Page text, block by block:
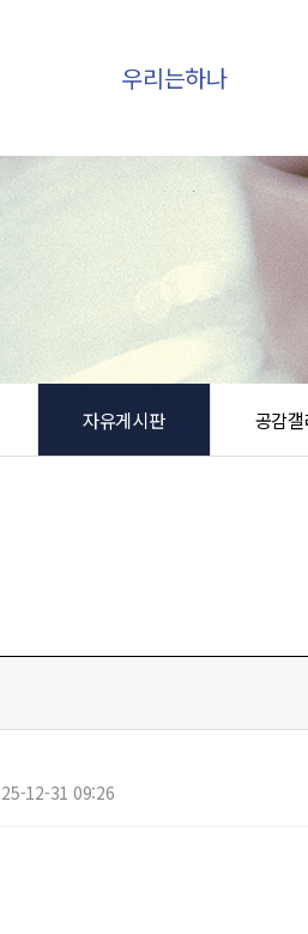
우리는하나
인사말
비전,미션
조직구성
오시는 길
자유게시판 공감
12-31 09:26